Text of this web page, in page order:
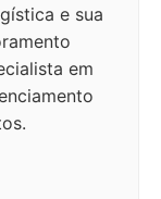
e sua
em